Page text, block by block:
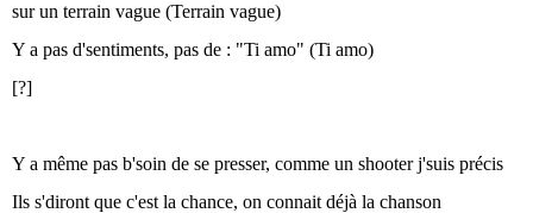
sur un terrain vague (Terrain vague)
Y a pas d'sentiments, pas de : "Ti amo" (Ti amo)
[?]
Y a même pas b'soin de se presser, comme un shooter j'suis précis
Ils s'diront que c'est la chance, on connait déjà la chanson